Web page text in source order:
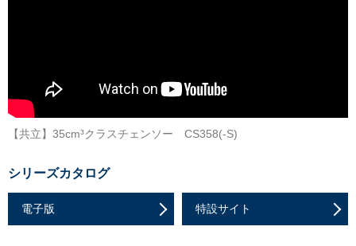
【共立】35cm³クラスチェンソー CS358(-S)
シリーズカタログ
電子版 特設サイト